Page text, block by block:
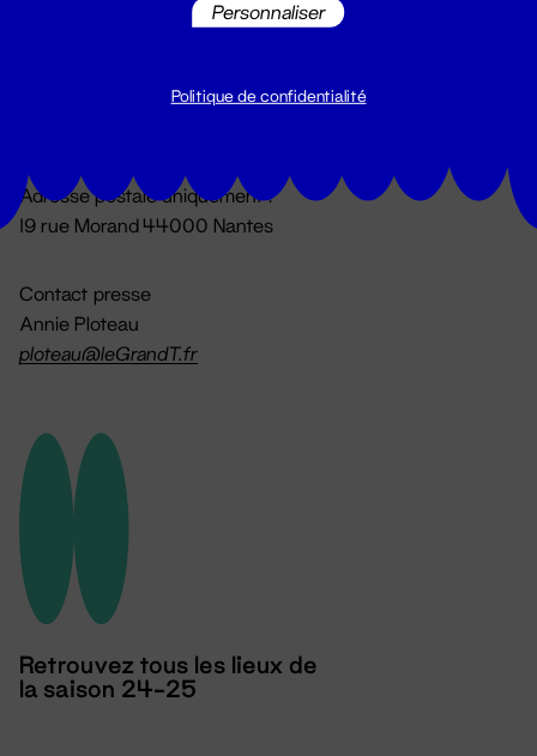
Du lundi au vendredi 14h → 18h
Adresse postale uniquement :
19 rue Morand 44000 Nantes
Contact presse
Annie Ploteau
ploteau@leGrandT.fr
Retrouvez tous les lieux de
la saison 24-25
Personnaliser
Politique de confidentialité